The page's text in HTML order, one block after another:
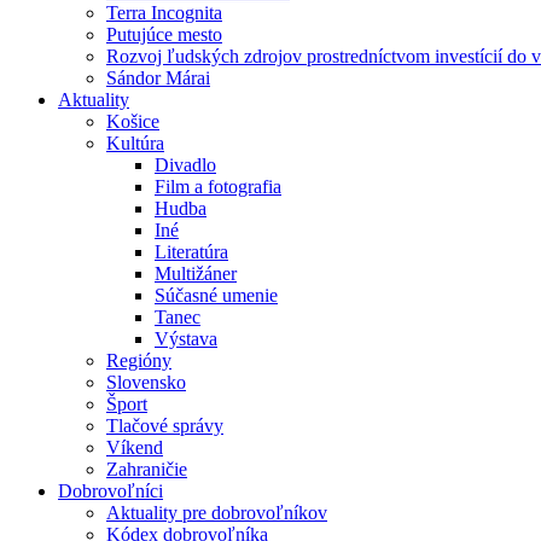
Terra Incognita
Putujúce mesto
Rozvoj ľudských zdrojov prostredníctvom investícií do
Sándor Márai
Aktuality
Košice
Kultúra
Divadlo
Film a fotografia
Hudba
Iné
Literatúra
Multižáner
Súčasné umenie
Tanec
Výstava
Regióny
Slovensko
Šport
Tlačové správy
Víkend
Zahraničie
Dobrovoľníci
Aktuality pre dobrovoľníkov
Kódex dobrovoľníka